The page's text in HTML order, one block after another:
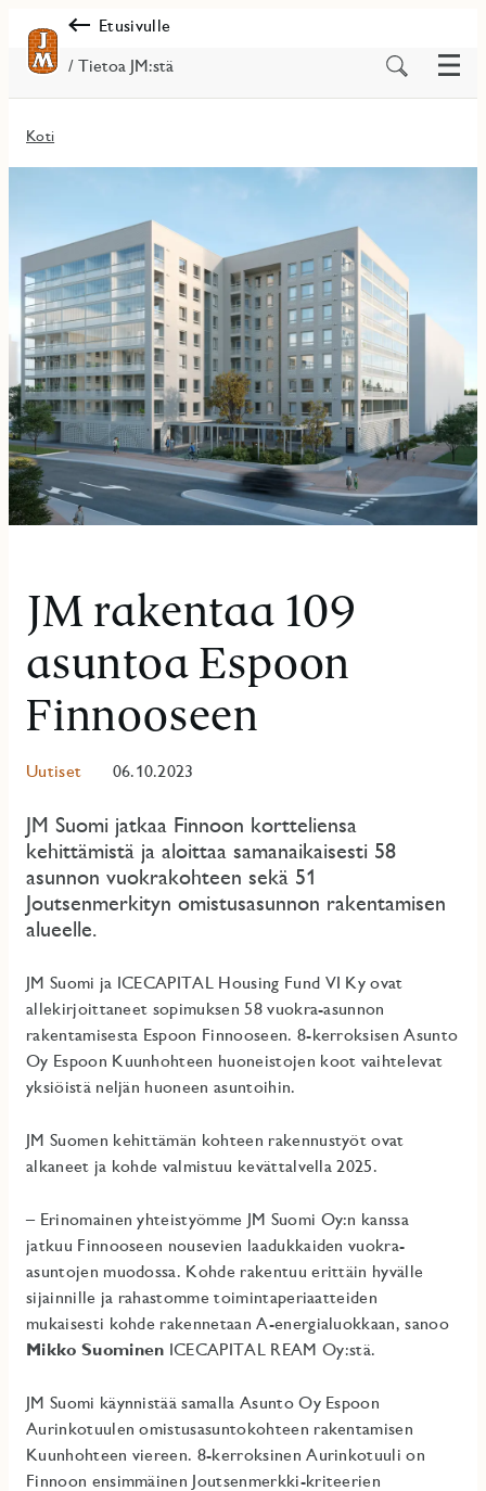
Etusivulle
/ Tietoa JM:stä
Etsi
Koti
JM rakentaa 109
asuntoa Espoon
Finnooseen
Uutiset 06.10.2023
JM Suomi jatkaa Finnoon kortteliensa
kehittämistä ja aloittaa samanaikaisesti 58
asunnon vuokrakohteen sekä 51
Joutsenmerkityn omistusasunnon rakentamisen
alueelle.
JM Suomi ja ICECAPITAL Housing Fund VI Ky ovat
allekirjoittaneet sopimuksen 58 vuokra-asunnon
rakentamisesta Espoon Finnooseen. 8-kerroksisen Asunto
Oy Espoon Kuunhohteen huoneistojen koot vaihtelevat
yksiöistä neljän huoneen asuntoihin.
JM Suomen kehittämän kohteen rakennustyöt ovat
alkaneet ja kohde valmistuu kevättalvella 2025.
– Erinomainen yhteistyömme JM Suomi Oy:n kanssa
jatkuu Finnooseen nousevien laadukkaiden vuokra-
asuntojen muodossa. Kohde rakentuu erittäin hyvälle
sijainnille ja rahastomme toimintaperiaatteiden
mukaisesti kohde rakennetaan A-energialuokkaan, sanoo
Mikko Suominen ICECAPITAL REAM Oy:stä.
JM Suomi käynnistää samalla Asunto Oy Espoon
Aurinkotuulen omistusasuntokohteen rakentamisen
Kuunhohteen viereen. 8-kerroksinen Aurinkotuuli on
Finnoon ensimmäinen Joutsenmerkki-kriteerien